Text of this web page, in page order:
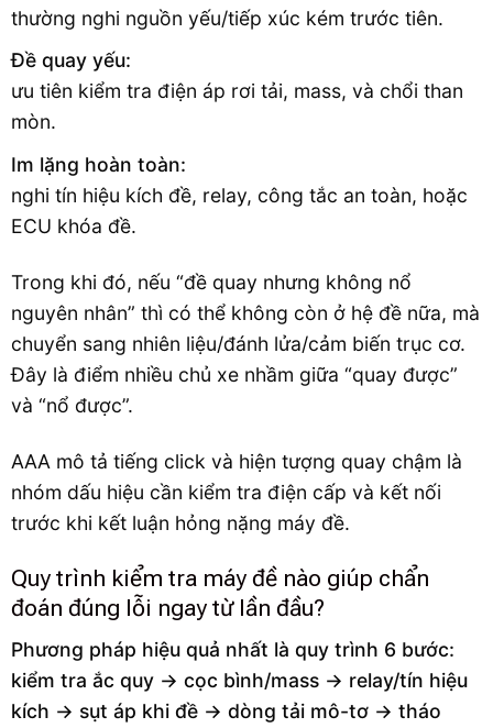
thường nghi nguồn yếu/tiếp xúc kém trước tiên.
Đề quay yếu:
ưu tiên kiểm tra điện áp rơi tải, mass, và chổi than
mòn.
Im lặng hoàn toàn:
nghi tín hiệu kích đề, relay, công tắc an toàn, hoặc
ECU khóa đề.
Trong khi đó, nếu “đề quay nhưng không nổ
nguyên nhân” thì có thể không còn ở hệ đề nữa, mà
chuyển sang nhiên liệu/đánh lửa/cảm biến trục cơ.
Đây là điểm nhiều chủ xe nhầm giữa “quay được”
và “nổ được”.
AAA mô tả tiếng click và hiện tượng quay chậm là
nhóm dấu hiệu cần kiểm tra điện cấp và kết nối
trước khi kết luận hỏng nặng máy đề.
Quy trình kiểm tra máy đề nào giúp chẩn
đoán đúng lỗi ngay từ lần đầu?
Phương pháp hiệu quả nhất là quy trình 6 bước:
kiểm tra ắc quy → cọc bình/mass → relay/tín hiệu
kích → sụt áp khi đề → dòng tải mô-tơ → tháo